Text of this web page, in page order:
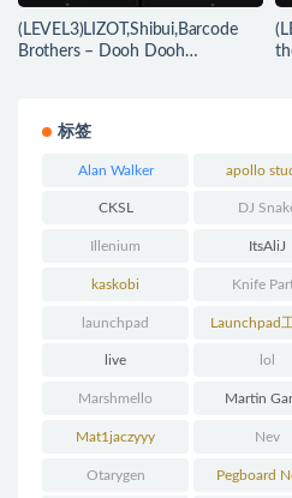
(LEVEL3)LIZOT,Shibui,Barcode
Brothers – Dooh Dooh
标签
Alan Walker apollo
CKSL DJ
Illenium ItsAliJ
kaskobi Knife
launchpad Launchpad
载
live lol
Marshmello Martin
Mat1jaczyyy Nev
Otarygen Pegboard